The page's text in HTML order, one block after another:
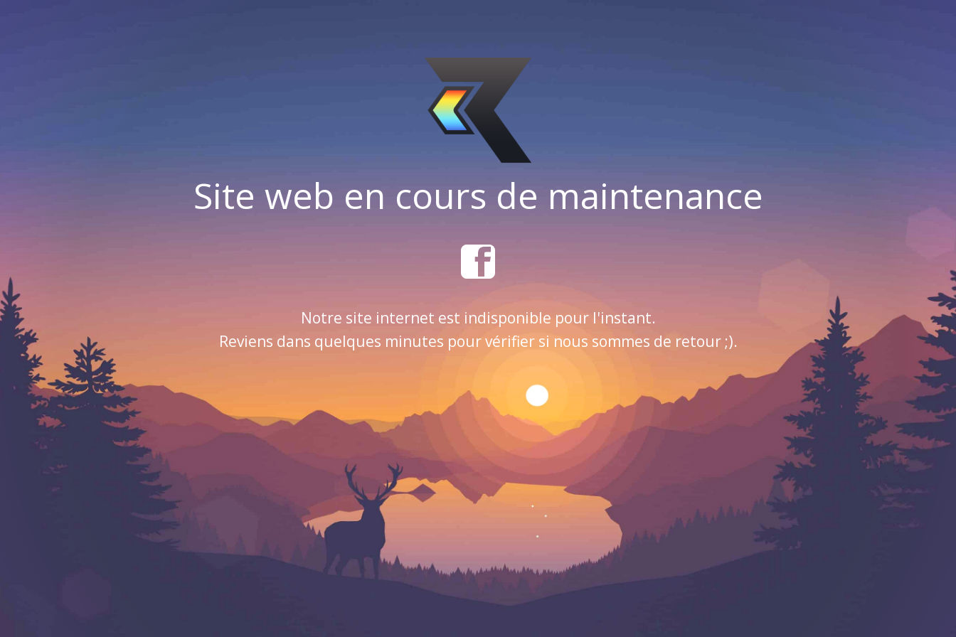
Site web en cours de maintenance
Notre site internet est indisponible pour l'instant.
Reviens dans quelques minutes pour vérifier si nous sommes de retour ;).